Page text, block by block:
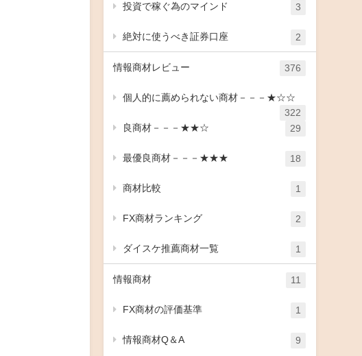
投資で稼ぐ為のマインド 3
絶対に使うべき証券口座 2
情報商材レビュー 376
個人的に薦められない商材－－－★☆☆
322
良商材－－－★★☆
29
最優良商材－－－★★★ 18
商材比較 1
FX商材ランキング 2
ダイスケ推薦商材一覧 1
情報商材 11
FX商材の評価基準 1
情報商材Q＆A 9